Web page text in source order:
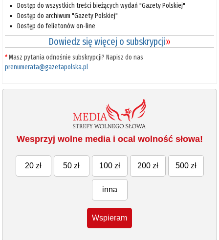
Dostęp do wszystkich treści bieżących wydań "Gazety Polskiej"
Dostęp do archiwum "Gazety Polskiej"
Dostęp do felietonów on-line
Dowiedz się więcej o subskrypcji»
*Masz pytania odnośnie subskrypcji? Napisz do nas
prenumerata@gazetapolska.pl
Wesprzyj wolne media i ocal wolność słowa!
20 zł 50 zł 100 zł 200 zł 500 zł
inna
Wspieram